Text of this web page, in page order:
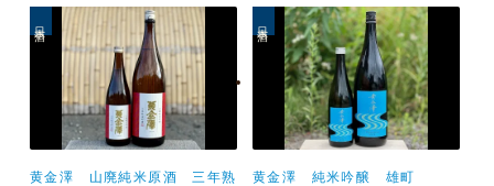
黄金澤 山廃純米原酒 三年熟
黄金澤 純米吟醸 雄町